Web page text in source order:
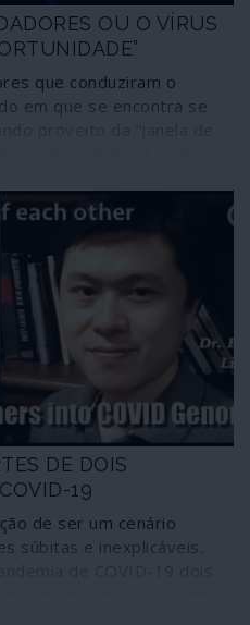
OU O VÍRUS
que conduziram o
em que se encontra se
DE DOIS
19
de ser um cenário
súbitas e inexplicáveis.